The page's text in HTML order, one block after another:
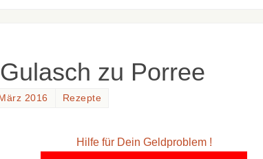
zu Porree
2016 Rezepte
Hilfe für Dein Geldproblem !